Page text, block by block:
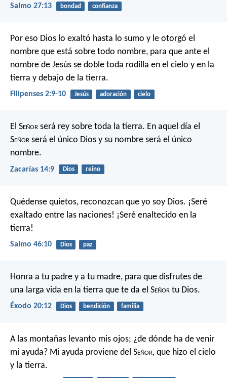
Salmo 27:13 bondad confianza
Por eso Dios lo exaltó hasta lo sumo y le otorgó el
nombre que está sobre todo nombre, para que ante el
nombre de Jesús se doble toda rodilla en el cielo y en la
tierra y debajo de la tierra.
Filipenses 2:9-10 Jesús adoración cielo
El Señor será rey sobre toda la tierra. En aquel día el
Señor será el único Dios y su nombre será el único
nombre.
Zacarías 14:9 Dios reino
Quédense quietos, reconozcan que yo soy Dios. ¡Seré
exaltado entre las naciones! ¡Seré enaltecido en la
tierra!
Salmo 46:10 Dios paz
Honra a tu padre y a tu madre, para que disfrutes de
una larga vida en la tierra que te da el Señor tu Dios.
Éxodo 20:12 Dios bendición familia
A las montañas levanto mis ojos; ¿de dónde ha de venir
mi ayuda? Mi ayuda proviene del Señor, que hizo el cielo
y la tierra.